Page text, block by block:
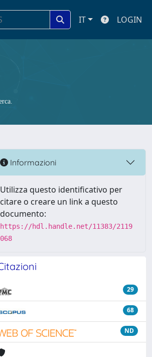
IT LOGIN
Informazioni
Utilizza questo identificativo per
citare o creare un link a questo
documento:
https://hdl.handle.net/11383/2119
068
29
68
ND